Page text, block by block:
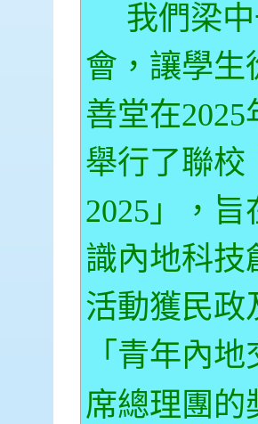
我們梁
會，讓學生
善堂在
舉行了聯
2025」，
識內地科技
活動獲民政
「青年內
席總理團的